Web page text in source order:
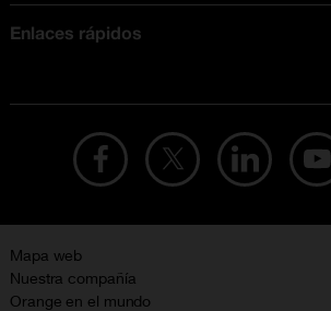
Enlaces rápidos
Mapa web
Nuestra compañía
Orange en el mundo